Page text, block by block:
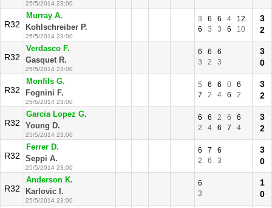
25/5/2014 23:00
R32
Murray A.
Kohlschreiber P.
25/5/2014 23:00
3 6 6 4
12
6
3 3 6 10
3
2
R32
Verdasco F.
Gasquet R.
25/5/2014 23:00
6 6
6
3
2 3
3
0
R32
Monfils G.
Fognini F.
25/5/2014 23:00
5 6 6 0
6
7
2 4 6 2
3
2
R32
Garcia Lopez G.
Young D.
25/5/2014 23:00
6 6 2 6
6
2
4 6 7 4
3
2
R32
Ferrer D.
Seppi A.
25/5/2014 23:00
6 7
6
2
6 3
3
0
R32
Anderson K.
Karlovic I.
25/5/2014 23:00
6
3
1
0